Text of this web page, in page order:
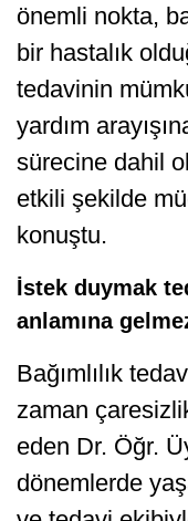
önemli nokta,
bir hastalık
tedavinin
yardım
sürecine dahil
etkili şekilde
konuştu.
İstek duymak
anlamına
Bağımlılık
zaman
eden Dr. Öğr.
dönemlerde